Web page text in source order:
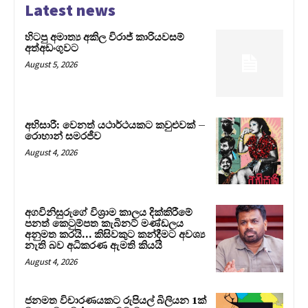
Latest news
හිටපු අමාත්‍ය අකිල විරාජ් කාරියවසම්
අත්අඩංගුවට
August 5, 2026
අභිසාරී: වෙනත් යථාර්ථයකට කවුළුවක් –
රොහාන් සමරජීව
August 4, 2026
අගවිනිසුරුගේ විශ්‍රාම කාලය දික්කිරීමේ
පනත් කෙටුම්පත කැබිනට් මණ්ඩලය
අනුමත කරයි… කිසිවකුට කන්දීමට අවශ්‍ය
නැති බව අධිකරණ ඇමති කියයි
August 4, 2026
ජනමත විචාරණයකට රුපියල් බිලියන 1ක්